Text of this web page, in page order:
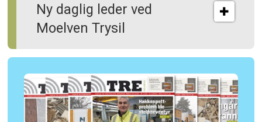
Ny daglig leder ved
Moelven Trysil